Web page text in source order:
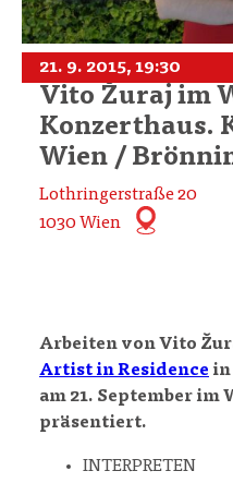
21. 9. 2015, 19:30
Vito Žuraj im
Konzerthaus.
Wien /
Lothringerstraße 20
1030 Wien
Arbeiten von Vito
Artist in Residence in
am 21. September im
präsentiert.
INTERPRETEN